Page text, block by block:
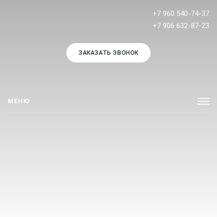
+7 906 632-87-23
+7 960 540-74-37
ЗАКАЗАТЬ ЗВОНОК